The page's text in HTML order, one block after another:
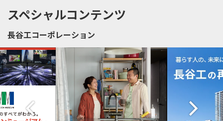
スペシャルコンテンツ
長谷工コーポレーション